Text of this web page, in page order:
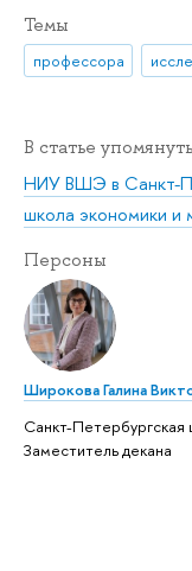
Темы
профессора
В статье
НИУ ВШЭ в Санкт-
школа экономики
Персоны
Широкова Галина
Санкт-
Заместитель декана